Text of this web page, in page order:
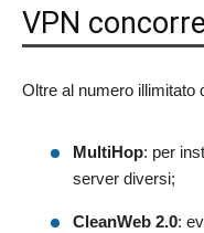
VPN
Oltre al numero illimitato
MultiHop: per
server diversi;
CleanWeb 2.0: